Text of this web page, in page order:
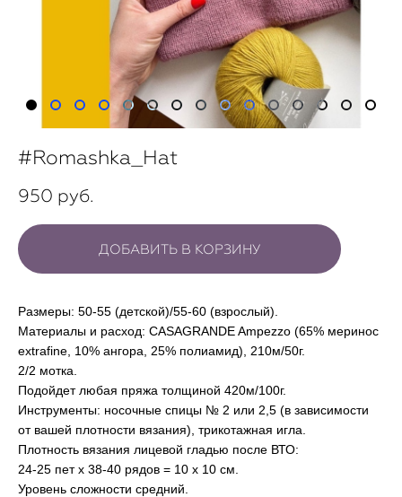
#Romashka_Hat
950 pуб.
ДОБАВИТЬ В КОРЗИНУ
Размеры: 50-55 (детской)/55-60 (взрослый).
Материалы и расход: CASAGRANDE Ampezzo (65% меринос
extrafine, 10% ангора, 25% полиамид), 210м/50г.
2/2 мотка.
Подойдет любая пряжа толщиной 420м/100г.
Инструменты: носочные спицы № 2 или 2,5 (в зависимости
от вашей плотности вязания), трикотажная игла.
Плотность вязания лицевой гладью после ВТО:
24-25 пет х 38-40 рядов = 10 х 10 см.
Уровень сложности средний.